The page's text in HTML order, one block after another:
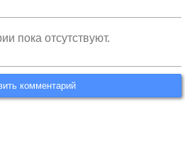
пока отсутствуют.
комментарий